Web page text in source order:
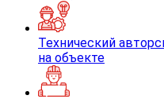
Технический
на объекте